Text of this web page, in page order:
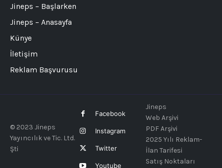
Jineps – Başlarken
Jineps – Anasayfa
Künye
İletişim
Reklam Başvurusu
© 2023 Jineps
Yayıncılık ve Tic. Ltd.
Şti
Facebook
Instagram
Twitter
Youtube
Jineps
Web Arşivi
PDF Arşivi
2025 Yılı Reklam-
İlan Tarifesi
Satış Noktaları